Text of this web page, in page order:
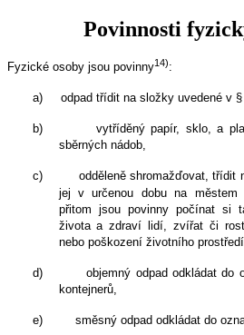
Povinnosti
Fyzické osoby jsou povinny14):
a) odpad třídit na složky uvedené v §
b)
vytříděný papír, sklo, a
sběrných nádob,
c)
odděleně shromažďovat, třídit
jej v určenou dobu na městem
přitom jsou povinny počínat si
života a zdraví lidí, zvířat či
nebo poškození životního
d)
objemný odpad odkládat do
kontejnerů,
e) směsný odpad odkládat do